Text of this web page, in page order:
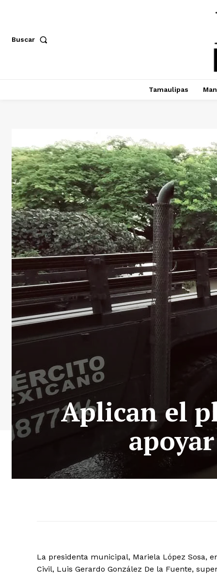
Buscar
Tamaulipas
Aplican el
La presidenta municipal, Mariela López Sosa,
Civil, Luis Gerardo González De la Fuente,